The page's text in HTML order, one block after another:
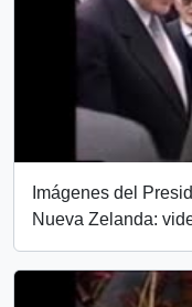
Imágenes del
Nueva Zelanda: